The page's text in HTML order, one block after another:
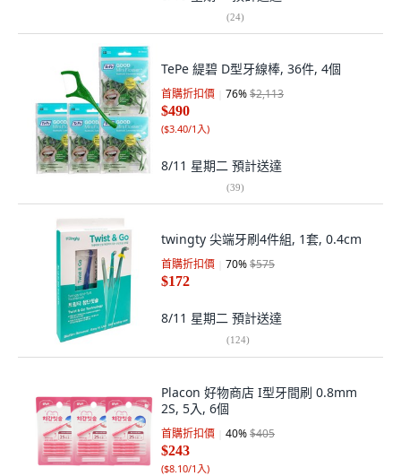
(24)
TePe 緹碧 D型牙線棒, 36件, 4個
首購折扣價 76%$2,113
$490
($3.40/1入)
8/11 星期二 預計送達
(39)
twingty 尖端牙刷4件組, 1套, 0.4cm
首購折扣價 70%$575
$172
8/11 星期二 預計送達
(124)
Placon 好物商店 I型牙間刷 0.8mm
2S, 5入, 6個
首購折扣價 40%$405
$243
($8.10/1入)